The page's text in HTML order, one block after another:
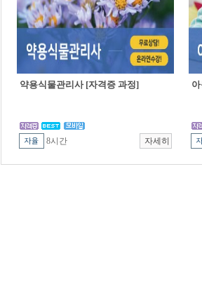
약용식물관리사 [자격증 과정]
8시간